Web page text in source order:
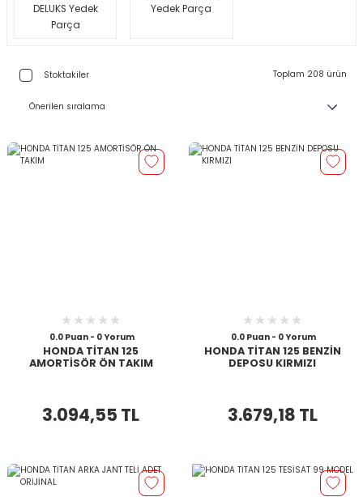
DELUKS Yedek
Parça
Yedek Parça
Stoktakiler Toplam 208 ürün
0.0 Puan - 0 Yorum
HONDA TİTAN 125
AMORTİSÖR ÖN TAKIM
3.094,55 TL
0.0 Puan - 0 Yorum
HONDA TİTAN 125 BENZİN
DEPOSU KIRMIZI
3.679,18 TL